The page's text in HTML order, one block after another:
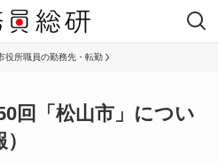
役所職員の勤務先・転勤
回「松山市」につい